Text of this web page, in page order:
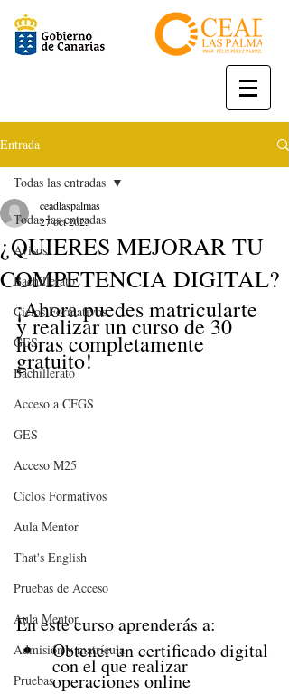
Entrada
Todas las entradas
Avisos
Bachillerato
Ciclos Formativos
GES
Bachillerato
Acceso a CFGS
GES
Acceso M25
Ciclos Formativos
Aula Mentor
That's English
Pruebas de Acceso
Aula Mentor
Admisión y matrícula
Pruebas
Todas las entradas
¿QUIERES MEJORAR TU
COMPETENCIA DIGITAL?
ceadlaspalmas
27 oct 2023
¡Ahora puedes matricularte
y realizar un curso de 30
horas completamente
gratuito!
En este curso aprenderás a:
Obtener un certificado digital
con el que realizar
operaciones online